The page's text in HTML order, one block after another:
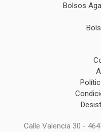
Bolsos
Calle Valencia 30 -